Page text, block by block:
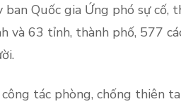
Quốc gia Ứng phó sự cố,
và 63 tỉnh, thành phố, 577
tác phòng, chống thiên